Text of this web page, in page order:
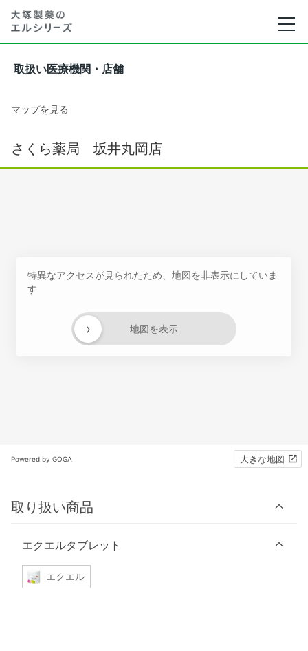
取扱い医療機関・店舗
マップを見る
さくら薬局 坂井丸岡店
特異なアクセスが見られたため、地図を非表示にしていま
す
地図を表示
›
Powered by GOGA 大きな地図
取り扱い商品
エクエルタブレット
エクエル